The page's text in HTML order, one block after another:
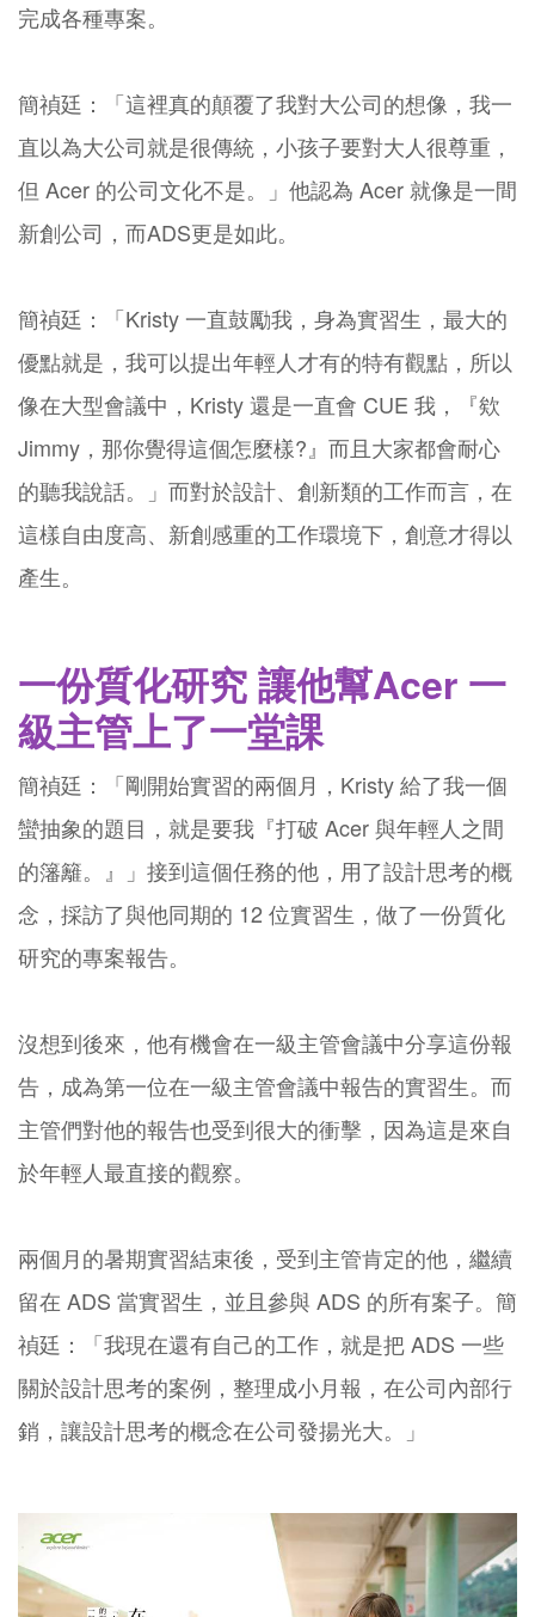
完成各種專案。
簡禎廷：「這裡真的顛覆了我對大公司的想像，我一
直以為大公司就是很傳統，小孩子要對大人很尊重，
但 Acer 的公司文化不是。」他認為 Acer 就像是一間
新創公司，而ADS更是如此。
簡禎廷：「Kristy 一直鼓勵我，身為實習生，最大的
優點就是，我可以提出年輕人才有的特有觀點，所以
像在大型會議中，Kristy 還是一直會 CUE 我，『欸
Jimmy，那你覺得這個怎麼樣?』而且大家都會耐心
的聽我說話。」而對於設計、創新類的工作而言，在
這樣自由度高、新創感重的工作環境下，創意才得以
產生。
一份質化研究 讓他幫Acer 一
級主管上了一堂課
簡禎廷：「剛開始實習的兩個月，Kristy 給了我一個
蠻抽象的題目，就是要我『打破 Acer 與年輕人之間
的籓籬。』」接到這個任務的他，用了設計思考的概
念，採訪了與他同期的 12 位實習生，做了一份質化
研究的專案報告。
沒想到後來，他有機會在一級主管會議中分享這份報
告，成為第一位在一級主管會議中報告的實習生。而
主管們對他的報告也受到很大的衝擊，因為這是來自
於年輕人最直接的觀察。
兩個月的暑期實習結束後，受到主管肯定的他，繼續
留在 ADS 當實習生，並且參與 ADS 的所有案子。簡
禎廷：「我現在還有自己的工作，就是把 ADS 一些
關於設計思考的案例，整理成小月報，在公司內部行
銷，讓設計思考的概念在公司發揚光大。」